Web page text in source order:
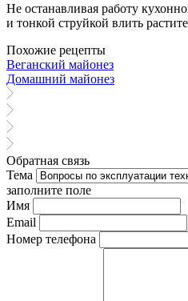
Не останавливая работу
и тонкой струйкой влить
Похожие рецепты
Веганский майонез
Домашний майонез
Обратная связь
Тема
заполните поле
Имя
Email
Номер телефона